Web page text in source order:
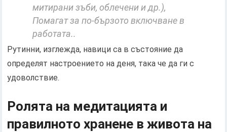
митирани зъби, облечени и др.),
Помагат за по-бързото включване в
работата..
Рутинни, изглежда, навици са в състояние да
определят настроението на деня, така че да ги с
удоволствие.
Ролята на медитацията и
правилното хранене в живота на